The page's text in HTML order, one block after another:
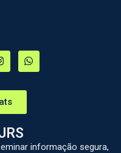
informação segura,